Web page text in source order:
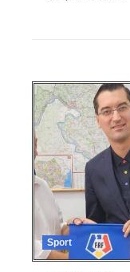
Sport